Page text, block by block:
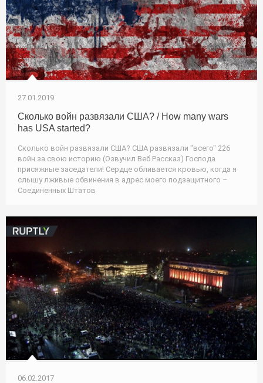
27.01.2019
Сколько войн развязали США? / How many wars
has USA started?
Сколько войн развязали США? США развязали "всего" 226
войн за свою историю (Озвучил Веб Рассказ) Господа
присяжные заседатели! Сердце обливается кровью, когда я
слышу лживые обвинения в адрес моего подзащитного –
Соединенных Штатов
06.02.2017